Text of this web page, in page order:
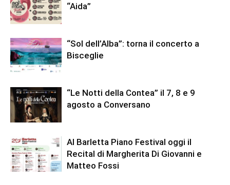
“Aida”
“Sol dell’Alba”: torna il concerto a
Bisceglie
“Le Notti della Contea” il 7, 8 e 9
agosto a Conversano
Al Barletta Piano Festival oggi il
Recital di Margherita Di Giovanni e
Matteo Fossi